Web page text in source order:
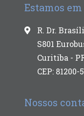
Estamos
R. Dr.
S801
Curitiba -
CEP: 81200-
Nossos